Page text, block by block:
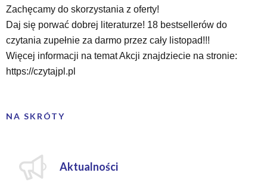
Zachęcamy do skorzystania z oferty!
Daj się porwać dobrej literaturze! 18 bestsellerów do
czytania zupełnie za darmo przez cały listopad!!!
Więcej informacji na temat Akcji znajdziecie na stronie:
https://czytajpl.pl
NA SKRÓTY
Aktualności